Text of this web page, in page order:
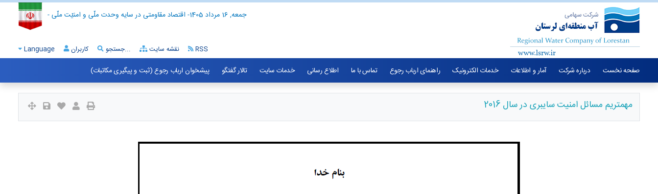
- اقتصاد مقاومتی در سایه وحدت ملّی و امنیّت ملّی - جمعه, 16 مرداد 1405
Language کاربران جستجو... نقشه سایت RSS
صفحه نخست درباره شرکت آمار و اطلاعات خدمات الکترونیک راهنمای ارباب رجوع تماس با ما اطلاع رسانی خدمات سایت تالار گفتگو پیشخوان ارباب رجوع (ثبت و پیگیری مکاتبات)
مهمتریم مسائل امنیت سایبری در سال 2016